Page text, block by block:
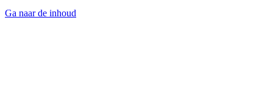
Ga naar de inhoud